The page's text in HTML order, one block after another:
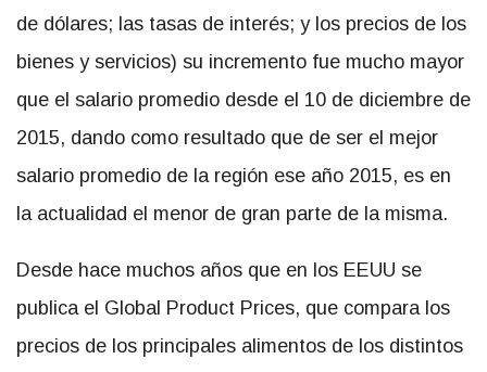
de dólares; las tasas de interés; y los precios de los
bienes y servicios) su incremento fue mucho mayor
que el salario promedio desde el 10 de diciembre de
2015, dando como resultado que de ser el mejor
salario promedio de la región ese año 2015, es en
la actualidad el menor de gran parte de la misma.
Desde hace muchos años que en los EEUU se
publica el Global Product Prices, que compara los
precios de los principales alimentos de los distintos